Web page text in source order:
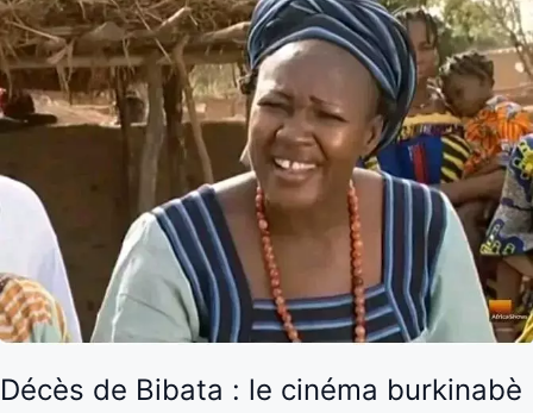
Décès de Bibata : le cinéma burkinabè